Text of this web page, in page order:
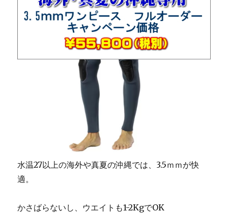
水温27以上の海外や真夏の沖縄では、3.5ｍｍが快
適。
かさばらないし、ウエイトも1-2KgでOK